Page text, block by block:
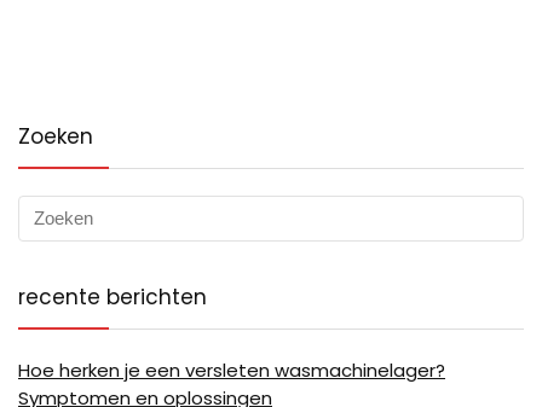
Zoeken
recente berichten
Hoe herken je een versleten wasmachinelager?
Symptomen en oplossingen